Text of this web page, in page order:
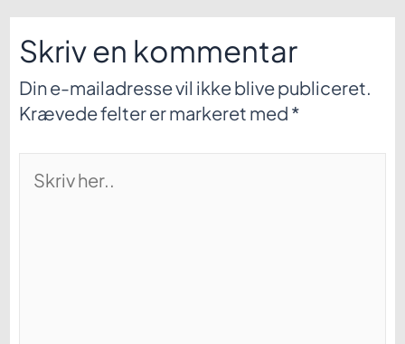
Skriv en kommentar
Din e-mailadresse vil ikke blive publiceret.
Krævede felter er markeret med *
her..